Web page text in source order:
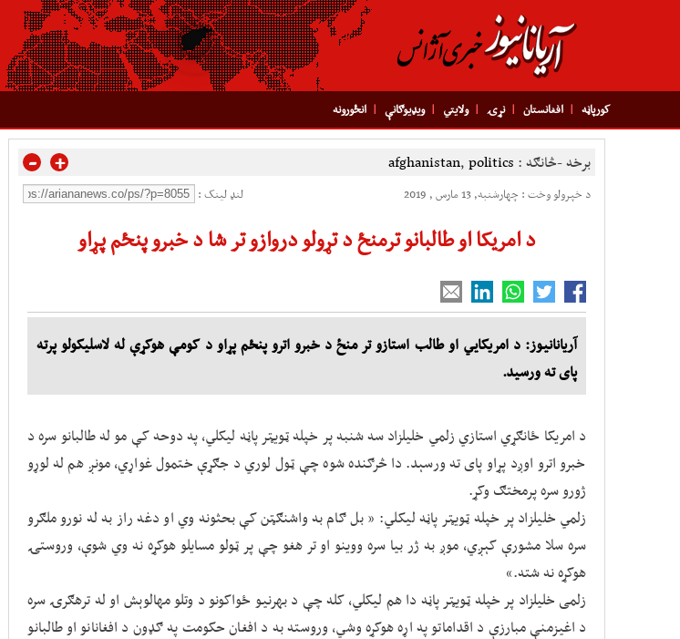
کورپاڼه افغانستان نړۍ ولایتي ویډیوګانې انځورونه
برخه -څانګه : afghanistan, politics
- +
د خپرولو وخت : چهارشنبه, 13 مارس , 2019 لنډ لینک :
د امريکا او طالبانو ترمنځ د تړولو دروازو تر شا د خبرو پنځم پړاو
آریانانیوز: د امریکايي او طالب استازو تر منځ د خبرو اترو پنځم پړاو د کومې هوکړې له لاسلیکولو پرته
پای ته ورسید.
د امریکا ځانګړي استازي زلمي خلیلزاد سه شنبه پر خپله ټویټر پاڼه لیکلي، په دوحه کې مو له طالبانو سره د
خبرو اترو اوږد پړاو پای ته ورسېد. دا څرګنده شوه چې ټول لوري د جګړې ختمول غواړي، مونږ هم له لوړو
ژورو سره پرمختګ وکړ.
زلمي خلیلزاد پر خپله ټویټر پاڼه لیکلي: « بل ګام به واشنګټن کې بحثونه وي او دغه راز به له نورو ملګرو
سره سلا مشورې کېږي، موږ به ژر بیا سره ووینو او تر هغو چې پر ټولو مسایلو هوکړه نه وي شوې، وروستۍ
هوکړه نه شته.»
زلمی خلیلزاد پر خپله ټویټر پاڼه دا هم لیکلي، کله چې د بهرنیو ځواکونو د وتلو مهالوېش او له ترهګرۍ سره
د اغیزمنې مبارزې د اقداماتو په اړه هوکړه وشي، وروسته به د افغان حکومت په ګډون د افغانانو او طالبانو